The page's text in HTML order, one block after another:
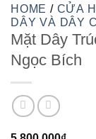
HOME / CỬA
DÂY VÀ DÂY
Mặt Dây
Ngọc Bích